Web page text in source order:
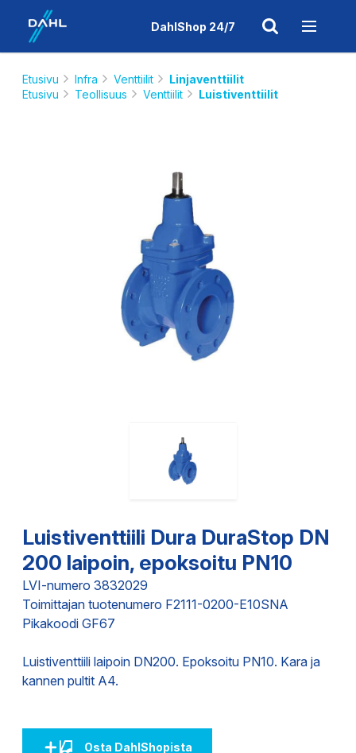
DahlShop 24/7
Etusivu Infra Venttiilit
Linjaventtiilit
Etusivu
Teollisuus Venttiilit Luistiventtiilit
Luistiventtiili Dura DuraStop DN
200 laipoin, epoksoitu PN10
LVI-numero 3832029
Toimittajan tuotenumero F2111-0200-E10SNA
Pikakoodi GF67
Luistiventtiili laipoin DN200. Epoksoitu PN10. Kara ja
kannen pultit A4.
Osta DahlShopista